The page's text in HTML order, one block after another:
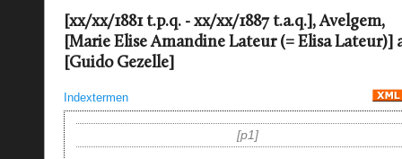
[xx/xx/1881 t.p.q. - xx/xx/1887 t.a.q.], Avelgem,
[Marie Elise Amandine Lateur (= Elisa Lateur)]
[Guido Gezelle]
Indextermen
p1